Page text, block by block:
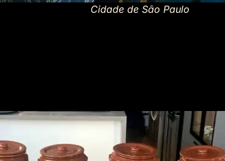
Cidade de São Paulo